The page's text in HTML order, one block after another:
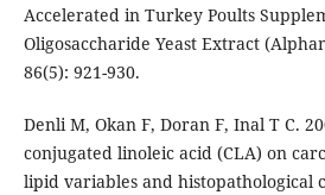
Accelerated in Turkey Poults
Oligosaccharide Yeast Extract
86(5): 921-930.
Denli M, Okan F, Doran F, Inal T C.
conjugated linoleic acid (CLA) on
lipid variables and histopathological